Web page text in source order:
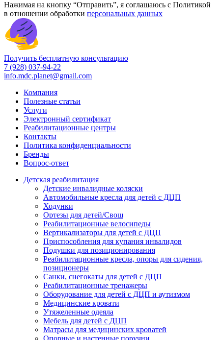
Нажимая на кнопку “Отправить”, я соглашаюсь с Политикой
в отношении обработки персональных данных
Получить бесплатную консультацию
7 (928) 037-94-22
info.mdc.planet@gmail.com
Компания
Полезные статьи
Услуги
Электронный сертификат
Реабилитационные центры
Контакты
Политика конфиденциальности
Бренды
Вопрос-ответ
Детская реабилитация
Детские инвалидные коляски
Автомобильные кресла для детей с ДЦП
Ходунки
Ортезы для детей/Свош
Реабилитационные велосипеды
Вертикализаторы для детей с ДЦП
Приспособления для купания инвалидов
Подушки для позиционирования
Реабилитационные кресла, опоры для сидения,
позиционеры
Санки, снегокаты для детей с ДЦП
Реабилитационные тренажеры
Оборудование для детей с ДЦП и аутизмом
Медицинские кровати
Утяжеленные одеяла
Мебель для детей с ДЦП
Матрасы для медицинских кроватей
Опорные и настенные поручни